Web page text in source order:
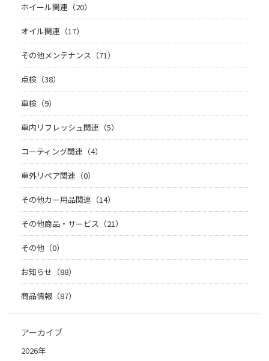
ホイール関連（20）
オイル関連（17）
その他メンテナンス（71）
点検（38）
車検（9）
車内リフレッシュ関連（5）
コーティング関連（4）
車外リペア関連（0）
その他カー用品関連（14）
その他商品・サービス（21）
その他（0）
お知らせ（88）
商品情報（87）
アーカイブ
2026年